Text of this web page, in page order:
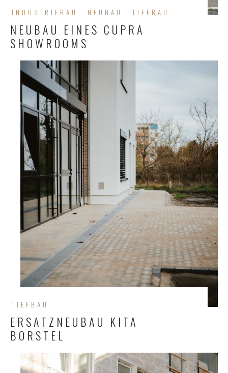
INDUSTRIEBAU NEUBAU TIEFBAU
NEUBAU EINES CUPRA
SHOWROOMS
TIEFBAU
ERSATZNEUBAU KITA
BORSTEL